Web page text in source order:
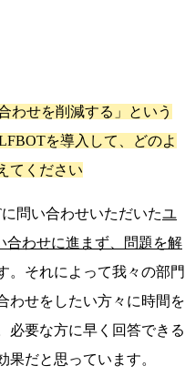
わせを削減する」という
を導入して、どのよ
てください
問い合わせいただいたユ
合わせに進まず、問題を解
。それによって我々の部門
わせをしたい方々に時間を
必要な方に早く回答できる
果だと思っています。